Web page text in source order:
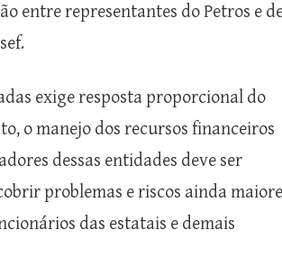
entre representantes do Petros e
exige resposta proporcional do
o manejo dos recursos financeiros
dessas entidades deve ser
problemas e riscos ainda
das estatais e demais